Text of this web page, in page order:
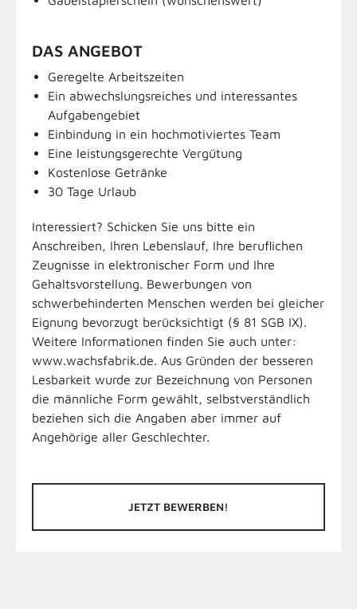
DAS ANGEBOT
Geregelte Arbeitszeiten
Ein abwechslungsreiches und interessantes
Aufgabengebiet
Einbindung in ein hochmotiviertes Team
Eine leistungsgerechte Vergütung
Kostenlose Getränke
30 Tage Urlaub
Interessiert? Schicken Sie uns bitte ein
Anschreiben, Ihren Lebenslauf, Ihre beruflichen
Zeugnisse in elektronischer Form und Ihre
Gehaltsvorstellung. Bewerbungen von
schwerbehinderten Menschen werden bei gleicher
Eignung bevorzugt berücksichtigt (§ 81 SGB IX).
Weitere Informationen finden Sie auch unter:
www.wachsfabrik.de. Aus Gründen der besseren
Lesbarkeit wurde zur Bezeichnung von Personen
die männliche Form gewählt, selbstverständlich
beziehen sich die Angaben aber immer auf
Angehörige aller Geschlechter.
JETZT BEWERBEN!